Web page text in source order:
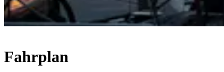
Fahrplan